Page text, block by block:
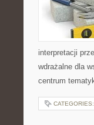
interpretacji
wdrażalne dla
centrum
CATEGORIES: